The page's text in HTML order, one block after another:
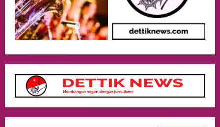
4
Event
Putusan Diundur Lagi, Pernyataan
Hakim pada Sidang Sebelumnya Jadi
Politik
Presiden Prabowo dan PM Thailand
Sepakat Perkuat Stabilitas ketahan
ASEAN Melalui Penguatan Kerjasama
Kedua Negara.